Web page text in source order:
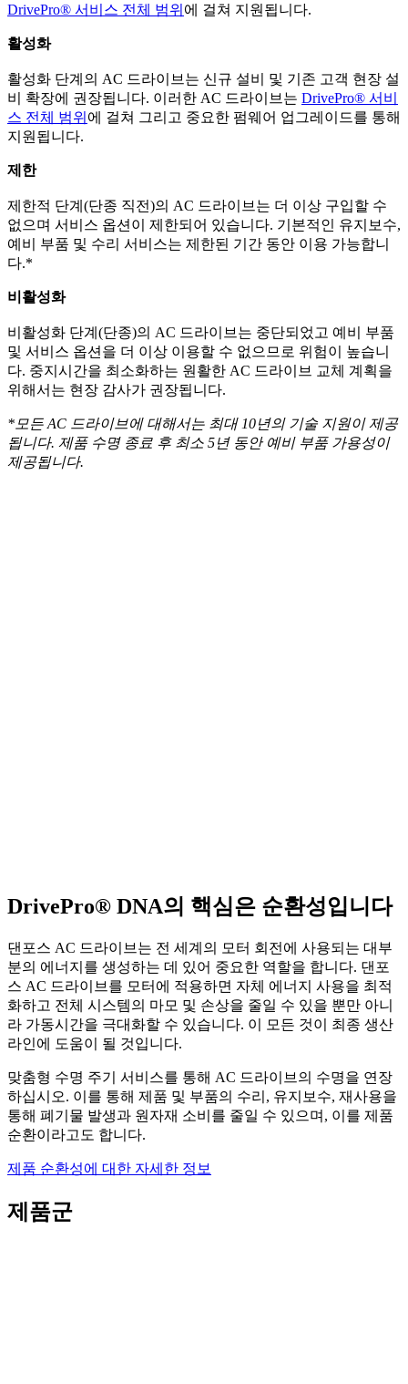
DrivePro® 서비스 전체 범위 에 걸쳐 지원됩니다.
활성화
활성화 단계의 AC 드라이브는 신규 설비 및 기존 고객 현장 설
비 확장에 권장됩니다. 이러한 AC 드라이브는 DrivePro® 서비
스 전체 범위 에 걸쳐 그리고 중요한 펌웨어 업그레이드를 통해
지원됩니다.
제한
제한적 단계(단종 직전)의 AC 드라이브는 더 이상 구입할 수
없으며 서비스 옵션이 제한되어 있습니다. 기본적인 유지보수,
예비 부품 및 수리 서비스는 제한된 기간 동안 이용 가능합니
다.*
비활성화
비활성화 단계(단종)의 AC 드라이브는 중단되었고 예비 부품
및 서비스 옵션을 더 이상 이용할 수 없으므로 위험이 높습니
다. 중지시간을 최소화하는 원활한 AC 드라이브 교체 계획을
위해서는 현장 감사가 권장됩니다.
*모든 AC 드라이브에 대해서는 최대 10년의 기술 지원이 제공
됩니다. 제품 수명 종료 후 최소 5년 동안 예비 부품 가용성이
제공됩니다.
DrivePro® DNA의 핵심은 순환성입니다
댄포스 AC 드라이브는 전 세계의 모터 회전에 사용되는 대부
분의 에너지를 생성하는 데 있어 중요한 역할을 합니다. 댄포
스 AC 드라이브를 모터에 적용하면 자체 에너지 사용을 최적
화하고 전체 시스템의 마모 및 손상을 줄일 수 있을 뿐만 아니
라 가동시간을 극대화할 수 있습니다. 이 모든 것이 최종 생산
라인에 도움이 될 것입니다.
맞춤형 수명 주기 서비스를 통해 AC 드라이브의 수명을 연장
하십시오. 이를 통해 제품 및 부품의 수리, 유지보수, 재사용을
통해 폐기물 발생과 원자재 소비를 줄일 수 있으며, 이를 제품
순환이라고도 합니다.
제품 순환성에 대한 자세한 정보
제품군